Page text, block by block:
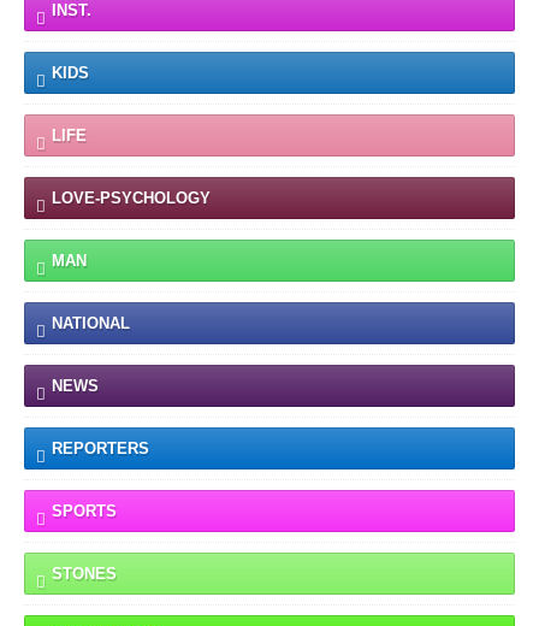
INST.
KIDS
LIFE
LOVE-PSYCHOLOGY
MAN
NATIONAL
NEWS
REPORTERS
SPORTS
STONES